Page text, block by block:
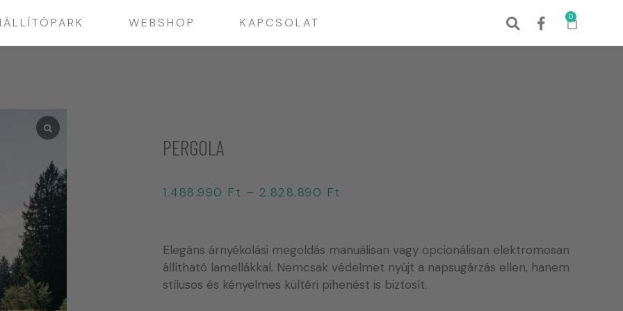
WEBSHOP KAPCSOLAT 0
PERGOLA
1.488.990 Ft – 2.828.890 Ft
Elegáns árnyékolási megoldás manuálisan vagy opcionálisan elektromosan
állítható lamellákkal. Nemcsak védelmet nyújt a napsugárzás ellen, hanem
stílusos és kényelmes kültéri pihenést is biztosít.